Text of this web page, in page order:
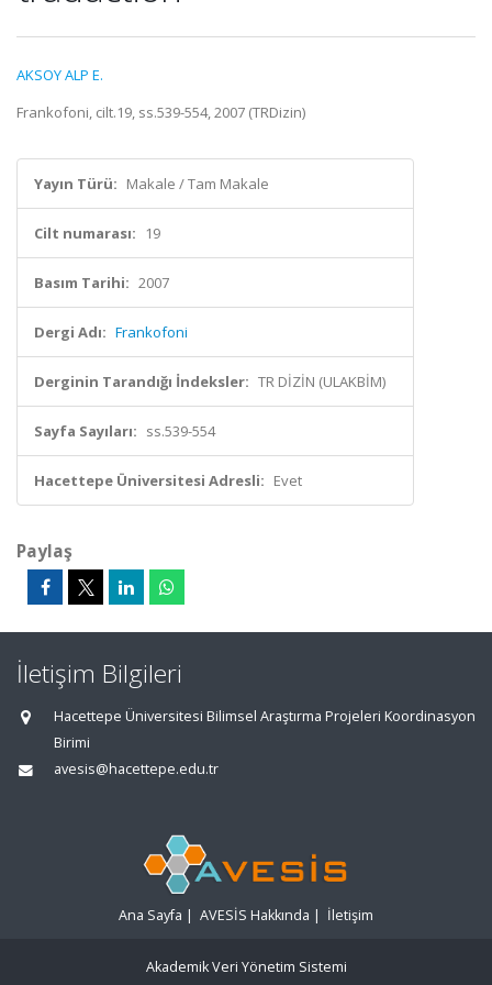
AKSOY ALP E.
Frankofoni, cilt.19, ss.539-554, 2007 (TRDizin)
Yayın Türü: Makale / Tam Makale
Cilt numarası: 19
Basım Tarihi: 2007
Dergi Adı: Frankofoni
Derginin Tarandığı İndeksler: TR DİZİN (ULAKBİM)
Sayfa Sayıları: ss.539-554
Hacettepe Üniversitesi Adresli: Evet
Paylaş
İletişim Bilgileri
Hacettepe Üniversitesi Bilimsel Araştırma Projeleri Koordinasyon
Birimi
avesis@hacettepe.edu.tr
Ana Sayfa | AVESİS Hakkında | İletişim
Akademik Veri Yönetim Sistemi